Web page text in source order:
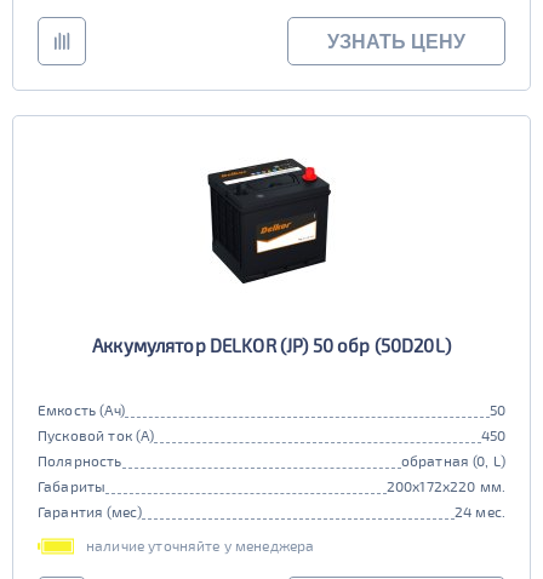
УЗНАТЬ ЦЕНУ
Аккумулятор DELKOR (JP) 50 обр (50D20L)
Емкость (Ач)
50
Пусковой ток (А)
450
Полярность
обратная (0, L)
Габариты
200x172x220 мм.
Гарантия (мес)
24 мес.
наличие уточняйте у менеджера